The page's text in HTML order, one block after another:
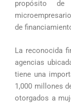
propósito
de
La reconocida
agencias
tiene una
1,000 millones
otorgados a